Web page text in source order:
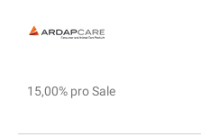
15,00% pro Sale